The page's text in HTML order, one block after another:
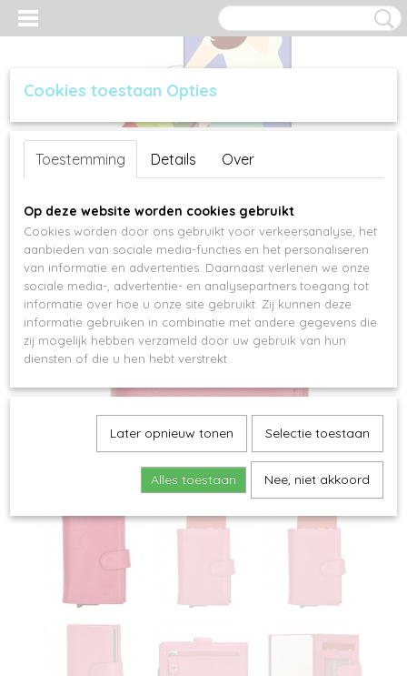
Inloggen Registreren
Cookies toestaan Opties
Toestemming Details Over
Op deze website worden cookies gebruikt
Cookies worden door ons gebruikt voor verkeersanalyse, het
aanbieden van sociale media-functies en het personaliseren
van informatie en advertenties. Daarnaast verlenen we onze
sociale media-, advertentie- en analysepartners toegang tot
informatie over hoe u onze site gebruikt. Zij kunnen deze
informatie gebruiken in combinatie met andere gegevens die
zij mogelijk hebben verzameld door uw gebruik van hun
diensten of die u hen hebt verstrekt.
Later opnieuw tonen Selectie toestaan
Alles toestaan Nee, niet akkoord